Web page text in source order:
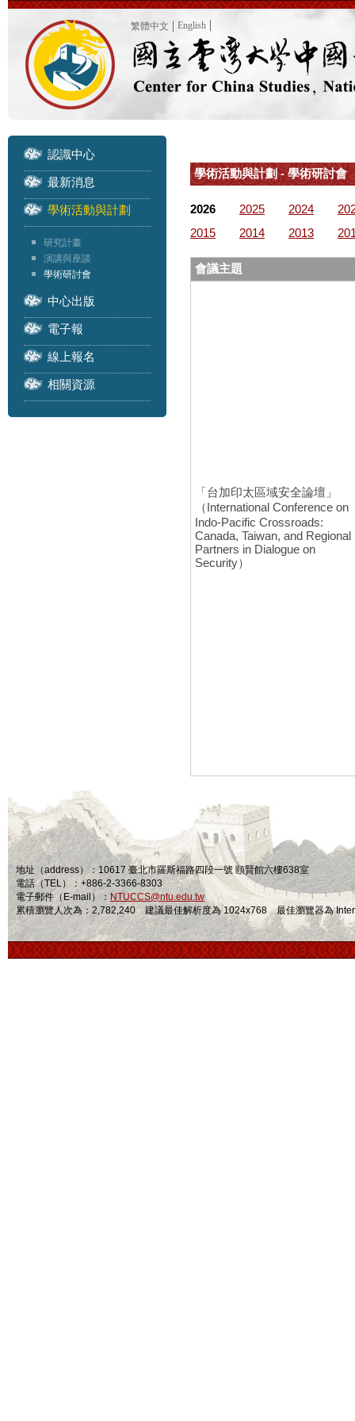
繁體中文 English
認識中心
最新消息
學術活動與計劃
研究計畫
演講與座談
學術研討會
中心出版
電子報
線上報名
相關資源
學術活動與計劃 - 學術研討會
2026 2025 2024
2015
2014 2013
會議主題
「台加印太區域安全論壇」
（International Conference on
Indo-Pacific Crossroads:
Canada, Taiwan, and Regional
Partners in Dialogue on
Security）
地址（address）：10617 臺北市羅斯福路四段一號 頤賢館六樓638室
電話（TEL）：+886-2-3366-8303
電子郵件（E-mail）： NTUCCS@ntu.edu.tw
累積瀏覽人次為：2,782,240 建議最佳解析度為 1024x768 最佳瀏覽器為